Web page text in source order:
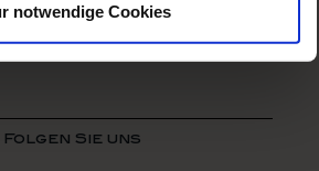
notwendige Cookies